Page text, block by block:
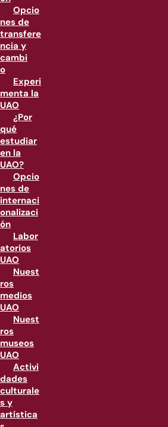
Opcio
nes de
transfere
ncia y
cambi
o
Experi
menta la
UAO
¿Por
qué
estudiar
en la
UAO?
Opcio
nes de
internaci
onalizaci
ón
Labor
atorios
UAO
Nuest
ros
medios
UAO
Nuest
ros
museos
UAO
Activi
dades
culturale
s y
artística